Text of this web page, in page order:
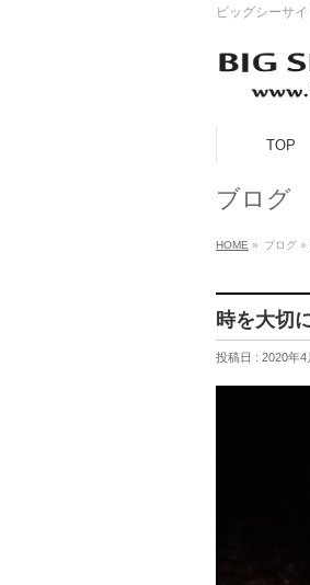
ビッグシーサ
TOP
ブログ
HOME » ブログ »
時を大切
投稿日 : 2020年4